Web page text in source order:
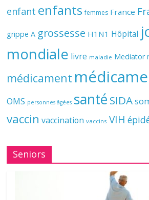
enfant enfants femmes France
grippe A grossesse H1N1 Hôpital
mondiale livre maladie Mediator
médicament
OMS personnes âgées santé SIDA
vaccin vaccination vaccins VIH
Seniors